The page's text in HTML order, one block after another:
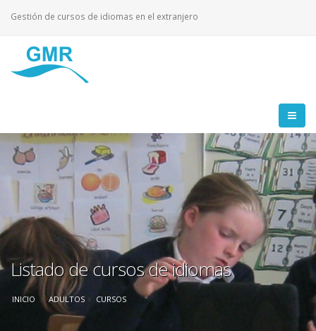
Gestión de cursos de idiomas en el extranjero
Listado de cursos de idiomas
INICIO ADULTOS CURSOS